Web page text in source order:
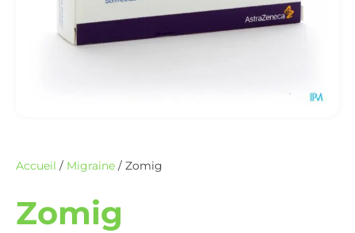
Accueil / Migraine / Zomig
Zomig